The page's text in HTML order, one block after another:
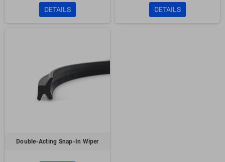
DETAILS DETAILS
Double-Acting Snap-In Wiper